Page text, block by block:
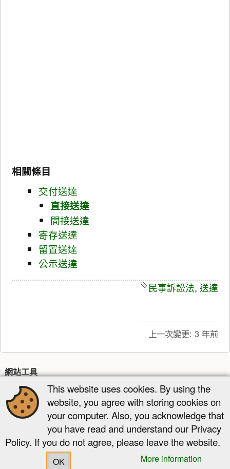
相關條目
交付送達
直接送達
間接送達
寄存送達
留置送達
公示送達
民事訴訟法, 送達
上一次變更: 3 年前
網站工具
最近更新 多媒體管理器 網站地圖
頁面工具
舊版 反向連結 回到頁頂
This website uses cookies. By using the
website, you agree with storing cookies on
your computer. Also, you acknowledge that
you have read and understand our Privacy
Policy. If you do not agree, please leave the website.
OK More information